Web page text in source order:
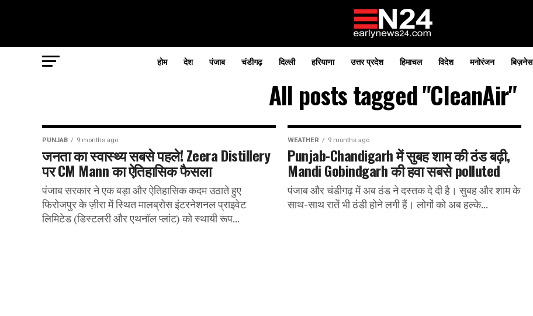
होम देश पंजाब चंडीगढ़ दिल्ली हरियाणा उत्तर प्रदेश हिमाचल विदेश मनोरंजन बिज़नेस
All posts tagged "CleanAir"
PUNJAB 9 months ago
जनता का स्वास्थ्य सबसे पहले! Zeera Distillery
पर CM Mann का ऐतिहासिक फैसला
पंजाब सरकार ने एक बड़ा और ऐतिहासिक कदम उठाते हुए
फिरोजपुर के ज़ीरा में स्थित मालब्रोस इंटरनेशनल प्राइवेट
लिमिटेड (डिस्टलरी और एथनॉल प्लांट) को स्थायी रूप...
WEATHER 9 months ago
Punjab-Chandigarh में सुबह शाम की ठंड बढ़ी,
Mandi Gobindgarh की हवा सबसे polluted
पंजाब और चंडीगढ़ में अब ठंड ने दस्तक दे दी है। सुबह और शाम के
साथ-साथ रातें भी ठंडी होने लगी हैं। लोगों को अब हल्के...